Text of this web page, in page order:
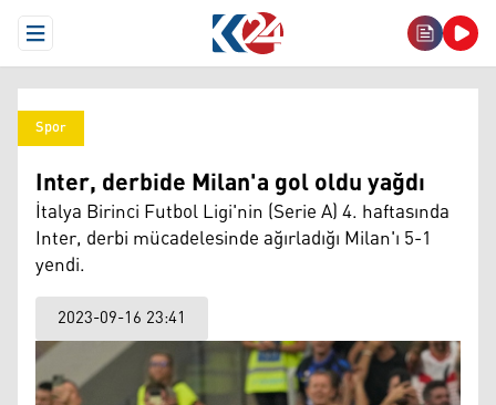
Open Menu
Spor
Inter, derbide Milan'a gol oldu yağdı
İtalya Birinci Futbol Ligi'nin (Serie A) 4. haftasında
Inter, derbi mücadelesinde ağırladığı Milan'ı 5-1
yendi.
2023-09-16 23:41